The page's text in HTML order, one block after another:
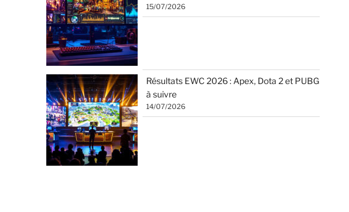
15/07/2026
Résultats EWC 2026 : Apex, Dota 2 et PUBG
à suivre
14/07/2026